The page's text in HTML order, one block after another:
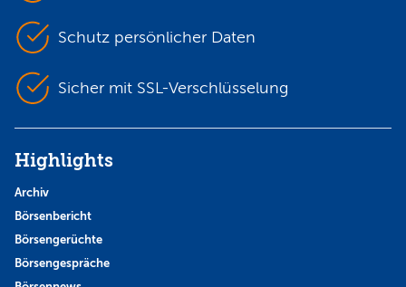
Schutz persönlicher Daten
Sicher mit SSL-Verschlüsselung
Highlights
Archiv
Börsenbericht
Börsengerüchte
Börsengespräche